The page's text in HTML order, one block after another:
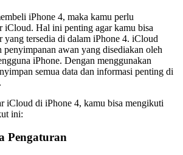
iPhone 4, maka kamu perlu
iCloud. Hal ini penting agar kamu bisa
yang tersedia di dalam iPhone 4. iCloud
penyimpanan awan yang disediakan oleh
iPhone. Dengan menggunakan
semua data dan informasi penting di
iCloud di iPhone 4, kamu bisa mengikuti
ini:
Pengaturan